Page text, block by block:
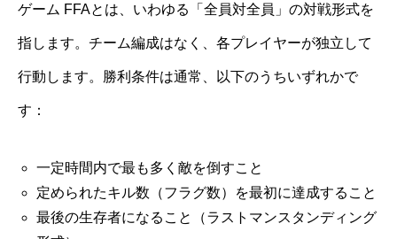
ゲーム FFAとは、いわゆる「全員対全員」の対戦形式を
指します。チーム編成はなく、各プレイヤーが独立して
行動します。勝利条件は通常、以下のうちいずれかで
す：
一定時間内で最も多く敵を倒すこと
定められたキル数（フラグ数）を最初に達成すること
最後の生存者になること（ラストマンスタンディング